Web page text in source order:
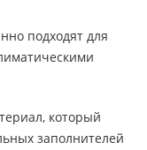
подходят для
который
заполнителей